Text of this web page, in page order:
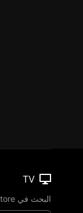
TV
البحث في AppStore